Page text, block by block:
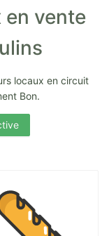
vente
locaux en circuit
Bon.